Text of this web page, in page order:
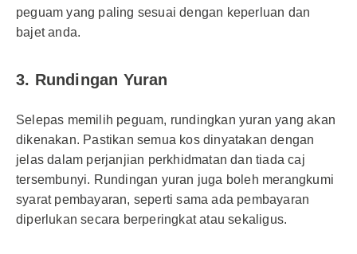
peguam yang paling sesuai dengan keperluan dan
bajet anda.
3. Rundingan Yuran
Selepas memilih peguam, rundingkan yuran yang akan
dikenakan. Pastikan semua kos dinyatakan dengan
jelas dalam perjanjian perkhidmatan dan tiada caj
tersembunyi. Rundingan yuran juga boleh merangkumi
syarat pembayaran, seperti sama ada pembayaran
diperlukan secara berperingkat atau sekaligus.